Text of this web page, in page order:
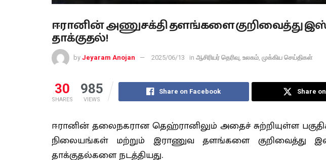
ஈரானின் அணுசக்தி தளங்களை குறிவைத்து
தாக்குதல்!
by Jeyaram Anojan 2025/06/13 in ஆசிரியர் தெரிவு உலகம் முக்கிய செய்திகள்
30
SHARES
985
VIEWS
Share on Facebook Share
ஈரானின் தலைநகரான தெஹ்ரானிலும் அதைச் சுற்றியுள்ள
நிலையங்கள் மற்றும் இராணுவ தளங்களை குறிவைத்து
தாக்குதல்களை நடத்தியது.